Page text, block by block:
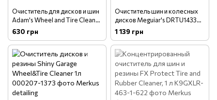
Очиститель для дисков и шин
Adam's Wheel and Tire Cleaner
473 мл (WTC109­01­016)
630 грн
Очиститель шин и колесных
дисков Meguiar's DRTU14332
Non-Acid Wheel & Tire
Cleaner, 946 мл
1 139 грн